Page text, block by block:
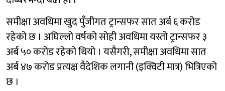
समीक्षा अवधिमा खुद पुँजीगत ट्रान्सफर सात अर्ब ६ करोड
रहेको छ । अघिल्लो वर्षको सोही अवधिमा यस्तो ट्रान्सफर ३
अर्ब ५० करोड रहेको थियो । यसैगरी, समीक्षा अवधिमा सात
अर्ब ४७ करोड प्रत्यक्ष वैदेशिक लगानी (इक्विटी मात्र) भित्रिएको
छ ।